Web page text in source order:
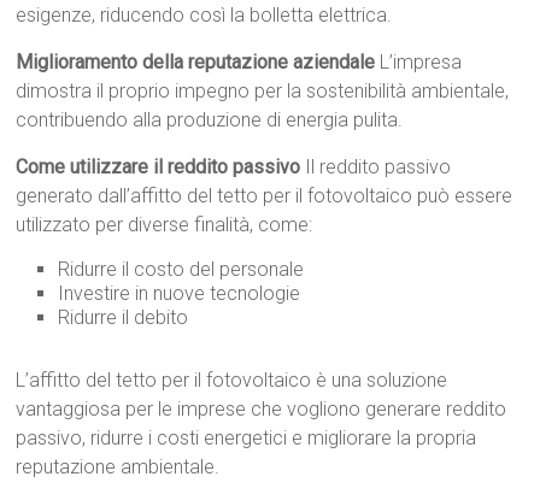
esigenze, riducendo così la bolletta elettrica.
Miglioramento della reputazione aziendale L’impresa
dimostra il proprio impegno per la sostenibilità ambientale,
contribuendo alla produzione di energia pulita.
Come utilizzare il reddito passivo Il reddito passivo
generato dall’affitto del tetto per il fotovoltaico può essere
utilizzato per diverse finalità, come:
Ridurre il costo del personale
Investire in nuove tecnologie
Ridurre il debito
L’affitto del tetto per il fotovoltaico è una soluzione
vantaggiosa per le imprese che vogliono generare reddito
passivo, ridurre i costi energetici e migliorare la propria
reputazione ambientale.